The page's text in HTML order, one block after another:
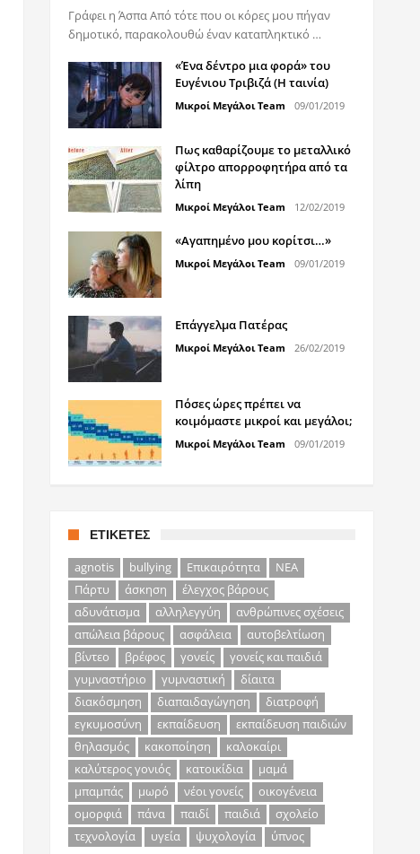
Γράφει η Άσπα Από τότε που οι κόρες μου πήγαν
δημοτικό, παρακολουθώ έναν καταπληκτικό …
«Ένα δέντρο μια φορά» του
Ευγένιου Τριβιζά (Η ταινία)
Μικροί Μεγάλοι Team 09/01/2019
Πως καθαρίζουμε το μεταλλικό
φίλτρο απορροφητήρα από τα
λίπη
Μικροί Μεγάλοι Team 12/02/2019
«Αγαπημένο μου κορίτσι…»
Μικροί Μεγάλοι Team 09/01/2019
Επάγγελμα Πατέρας
Μικροί Μεγάλοι Team 26/02/2019
Πόσες ώρες πρέπει να
κοιμόμαστε μικροί και μεγάλοι;
Μικροί Μεγάλοι Team 09/01/2019
ΕΤΙΚΈΤΕΣ
agnotis
bullying Επικαιρότητα
ΝΕΑ
Πάρτυ
άσκηση
έλεγχος βάρους
αδυνάτισμα
αλληλεγγύη
ανθρώπινες σχέσεις
απώλεια βάρους
ασφάλεια
αυτοβελτίωση
βίντεο
βρέφος γονείς
γονείς και παιδιά
γυμναστήριο
γυμναστική
δίαιτα
διακόσμηση
διαπαιδαγώγηση
διατροφή
εγκυμοσύνη
εκπαίδευση
εκπαίδευση παιδιών
θηλασμός
κακοποίηση
καλοκαίρι
καλύτερος γονιός
κατοικίδια
μαμά
μπαμπάς
μωρό νέοι γονείς
οικογένεια
ομορφιά
πάνα παιδί παιδιά
σχολείο
τεχνολογία
υγεία ψυχολογία ύπνος